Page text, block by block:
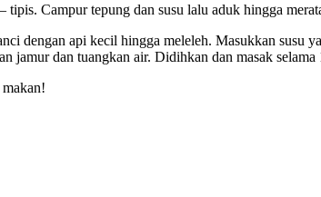
tipis. Campur tepung dan susu lalu aduk hingga
dengan api kecil hingga meleleh. Masukkan susu
jamur dan tuangkan air. Didihkan dan masak